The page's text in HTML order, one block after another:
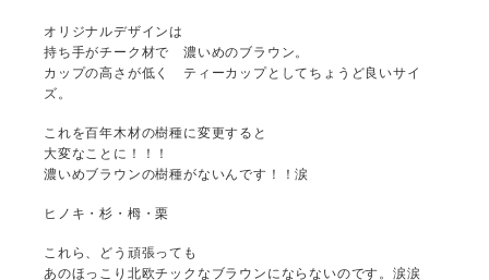
オリジナルデザインは
持ち手がチーク材で 濃いめのブラウン。
カップの高さが低く ティーカップとしてちょうど良いサイ
ズ。
これを百年木材の樹種に変更すると
大変なことに！！！
濃いめブラウンの樹種がないんです！！涙
ヒノキ・杉・栂・栗
これら、どう頑張っても
あのほっこり北欧チックなブラウンにならないのです。涙涙